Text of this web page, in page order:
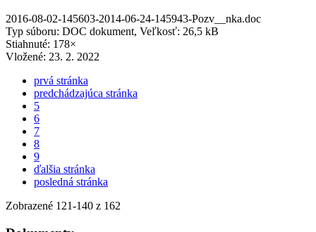
2016-08-02-145603-2014-06-24-145943-Pozv__nka.doc
Typ súboru: DOC dokument, Veľkosť: 26,5 kB
Stiahnuté: 178×
Vložené: 23. 2. 2022
prvá stránka
predchádzajúca stránka
5
6
7
8
9
ďalšia stránka
posledná stránka
Zobrazené 121-140 z 162